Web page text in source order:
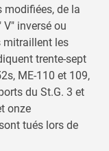
modifiées, de la
inversé ou
mitraillent les
trente-sept
ME-110 et 109,
du St.G. 3 et
onze
tués lors de